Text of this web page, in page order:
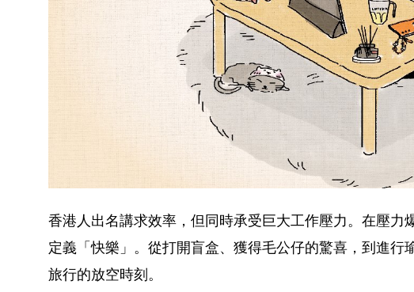
香港人出名講求效率，但同時承受巨大工作壓力。在壓力
定義「快樂」。從打開盲盒、獲得毛公仔的驚喜，到進行
旅行的放空時刻。